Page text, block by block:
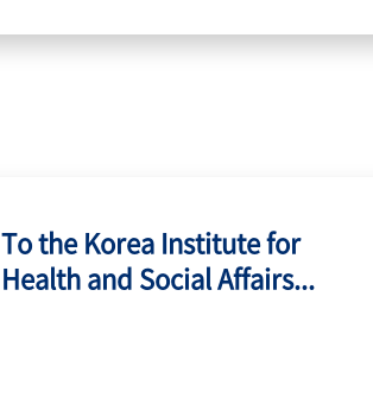
To the Korea Institute for
Health and Social Affairs...